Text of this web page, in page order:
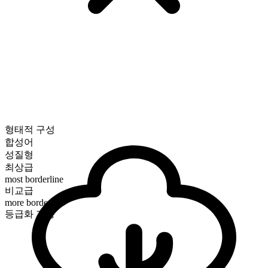
형태적 구성
합성어
성질형
최상급
most borderline
비교급
more borderline
등급화 가능